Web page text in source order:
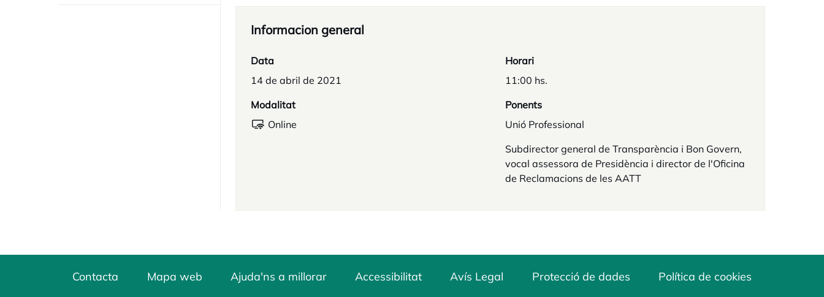
Informacion general
Data
14 de abril de 2021
Horari
11:00 hs.
Modalitat
Online
Ponents
Unió Professional
Subdirector general de Transparència i Bon Govern,
vocal assessora de Presidència i director de l'Oficina
de Reclamacions de les AATT
Contacta Mapa web Ajuda'ns a millorar Accessibilitat Avís Legal Protecció de dades Política de cookies